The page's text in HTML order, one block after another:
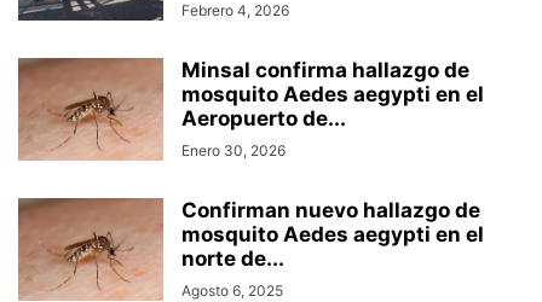
Febrero 4, 2026
Minsal confirma hallazgo de
mosquito Aedes aegypti en el
Aeropuerto de...
Enero 30, 2026
Confirman nuevo hallazgo de
mosquito Aedes aegypti en el
norte de...
Agosto 6, 2025